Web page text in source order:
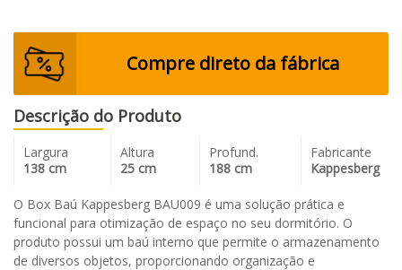
Compre direto da fábrica
Descrição do Produto
Largura
138 cm
Altura
25 cm
Profund.
188 cm
Fabricante
Kappesberg
O Box Baú Kappesberg BAU009 é uma solução prática e
funcional para otimização de espaço no seu dormitório. O
produto possui um baú interno que permite o armazenamento
de diversos objetos, proporcionando organização e